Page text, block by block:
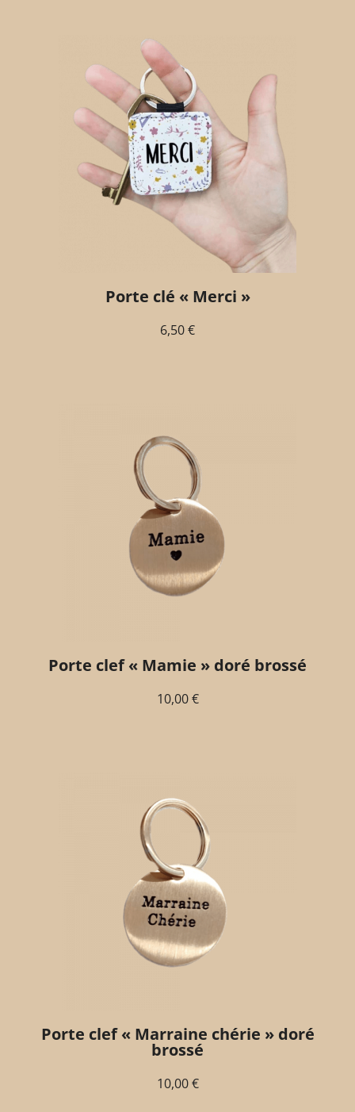
Porte clé « Merci »
6,50€
Porte clef « Mamie » doré brossé
10,00€
Porte clef « Marraine chérie » doré
brossé
10,00€